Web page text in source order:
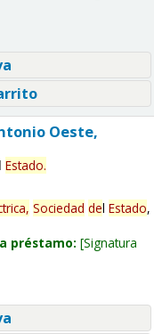
Oeste,
l Estado.
Sociedad del Estado,
préstamo: Signatura